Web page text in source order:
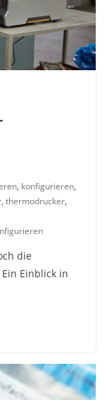
, konfigurieren,
, thermodrucker,
die
Einblick in